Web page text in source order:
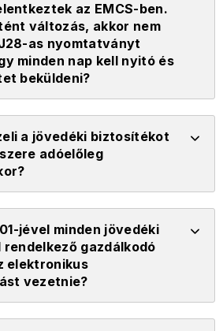
az EMCS-ben.
változás, akkor nem
as nyomtatványt
minden nap kell nyitó és
beküldeni?
a jövedéki biztosítékot
adóelőleg
jével minden jövedéki
rendelkező gazdálkodó
elektronikus
vezetnie?